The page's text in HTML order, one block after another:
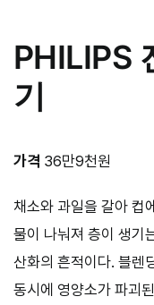
PHILIPS
기
가격 36만9천원
채소와 과일을 갈아 컵
물이 나눠져 층이 생기
산화의 흔적이다. 블렌
동시에 영양소가 파괴